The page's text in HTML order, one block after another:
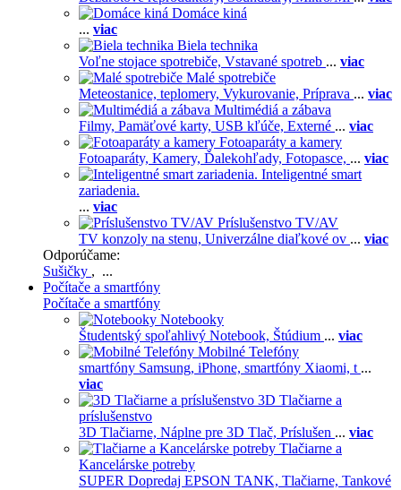
Domáce kiná
... viac
Biela technika
Voľne stojace spotrebiče, Vstavané spotreb ... viac
Malé spotrebiče
Meteostanice, teplomery, Vykurovanie, Príprava ... viac
Multimédiá a zábava
Filmy, Pamäťové karty, USB kľúče, Externé ... viac
Fotoaparáty a kamery
Fotoaparáty, Kamery, Ďalekohľady, Fotopasce, ... viac
Inteligentné smart
zariadenia.
... viac
Príslušenstvo TV/AV
TV konzoly na stenu, Univerzálne diaľkové ov ... viac
Odporúčame:
Sušičky , ...
Počítače a smartfóny
Počítače a smartfóny
Notebooky
Študentský spoľahlivý Notebook, Štúdium ... viac
Mobilné Telefóny
smartfóny Samsung, iPhone, smartfóny Xiaomi, t ...
viac
3D Tlačiarne a
príslušenstvo
3D Tlačiarne, Náplne pre 3D Tlač, Príslušen ... viac
Tlačiarne a
Kancelárske potreby
SUPER Dopredaj EPSON TANK, Tlačiarne, Tankové